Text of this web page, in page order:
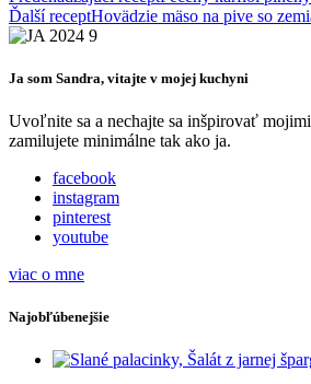
Ďalší receptHovädzie mäso na pive so
Ja som Sandra, vitajte v mojej kuchyni
Uvoľnite sa a nechajte sa inšpirovať
zamilujete minimálne tak ako ja.
facebook
instagram
pinterest
youtube
viac o mne
Najobľúbenejšie